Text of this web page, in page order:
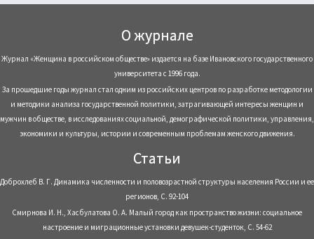
О журнале
Журнал «Женщина в российском обществе» издается на базе Ивановского государственного
университета с 1996 года.
За прошедшие годы журнал стал одним из российских центров по разработке методологии
и методики анализа государственной политики, затрагивающей интересы женщин и
мужчин в обществе, в исследованиях социальной, демографической политики, управления,
экономики и культуры, истории и современным проблемам женского движения.
Статьи
Доброхлеб В. Г. Динамика численности и половозрастной структуры населения России и ее
регионов, С. 92-104
Смирнова И. Н., Хасбулатова О. А. Малый город как пространство жизни: социальное
настроение и миграционные установки девушек-студенток, С. 54-62